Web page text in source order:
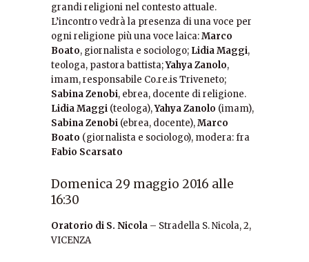
grandi religioni nel contesto attuale.
L’incontro vedrà la presenza di una voce per
ogni religione più una voce laica:Marco
Boato, giornalista e sociologo; Lidia Maggi,
teologa, pastora battista;Yahya Zanolo,
imam, responsabile Co.re.is Triveneto;
Sabina Zenobi, ebrea, docente di religione.
Lidia Maggi (teologa),Yahya Zanolo (imam),
Sabina Zenobi (ebrea, docente),Marco
Boato (giornalista e sociologo), modera: fra
Fabio Scarsato
Domenica 29 maggio 2016 alle
16:30
Oratorio di S. Nicola – Stradella S. Nicola, 2,
VICENZA